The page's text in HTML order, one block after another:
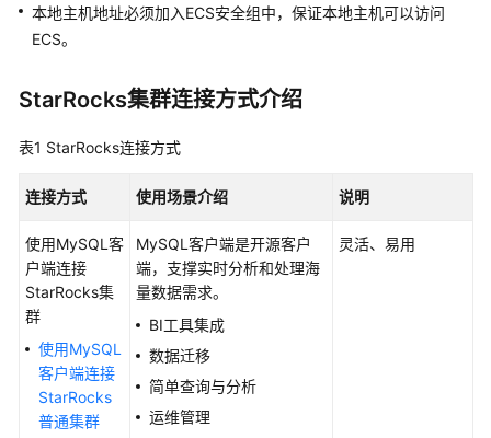
介
绍
计
说
速
入
门
用
户
指
南
本地主机地址必须加入ECS安全组中，保证本地主机可以访问
ECS。
StarRocks集群连接方式介绍
表1 StarRocks连接方式
连接方式 使用场景介绍 说明
使用MySQL客
户端连接
StarRocks集
群
使用MySQL
客户端连接
StarRocks
普通集群
MySQL客户端是开源客户
端，支撑实时分析和处理海
量数据需求。
BI工具集成
数据迁移
简单查询与分析
运维管理
灵活、易用